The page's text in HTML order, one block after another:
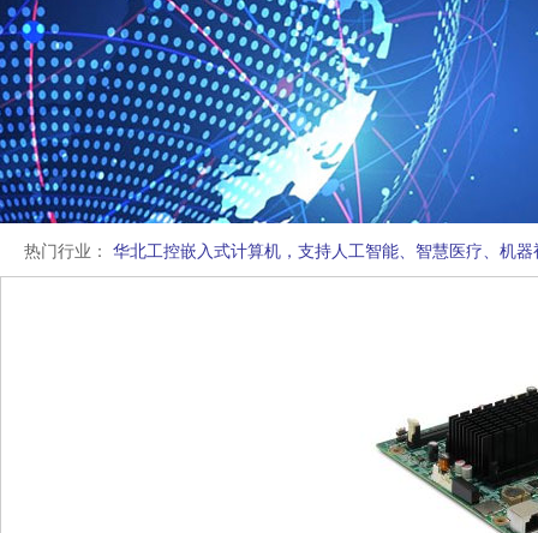
热门行业： 华北工控嵌入式计算机，支持人工智能、智慧医疗、机